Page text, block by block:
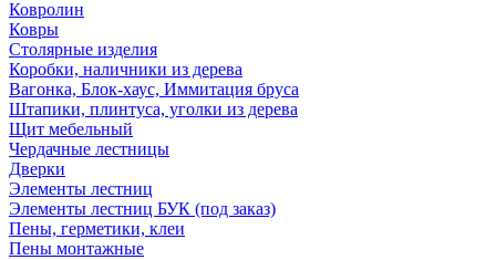
Ковролин
Ковры
Столярные изделия
Коробки, наличники из дерева
Вагонка, Блок-хаус, Иммитация бруса
Штапики, плинтуса, уголки из дерева
Щит мебельный
Чердачные лестницы
Дверки
Элементы лестниц
Элементы лестниц БУК (под заказ)
Пены, герметики, клеи
Пены монтажные